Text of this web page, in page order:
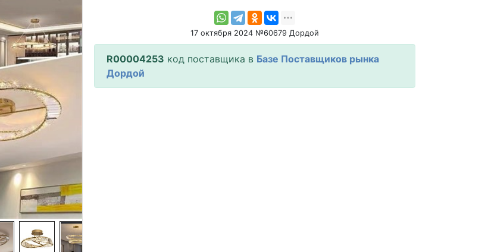
17 октября 2024 №60679 Дордой
R00004253 код поставщика в Базе Поставщиков рынка
Дордой